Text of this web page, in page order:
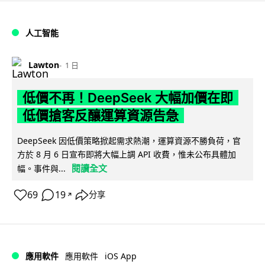
人工智能
Lawton 1 日
低價不再！DeepSeek 大幅加價在即
低價搶客反釀運算資源告急
DeepSeek 因低價策略掀起需求熱潮，運算資源不勝負荷，官
方於 8 月 6 日宣布即將大幅上調 API 收費，惟未公布具體加
幅。事件與...
閱讀全文
69 19 ↗ 分享
應用軟件 應用軟件 iOS App